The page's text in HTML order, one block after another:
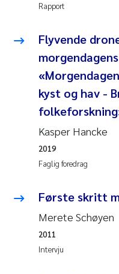
2018
2017
2016
2015
2012
Andy Stock
Julia Szulecka
Aase Jeanette
Ellen Johannesen
Paul Ragnar
Sindre Langaas
Rapport
Flyvende
kyst og hav -
Kasper Hancke
Faglig foredrag
2019
Første skritt
Merete Schøyen
Intervju
2011